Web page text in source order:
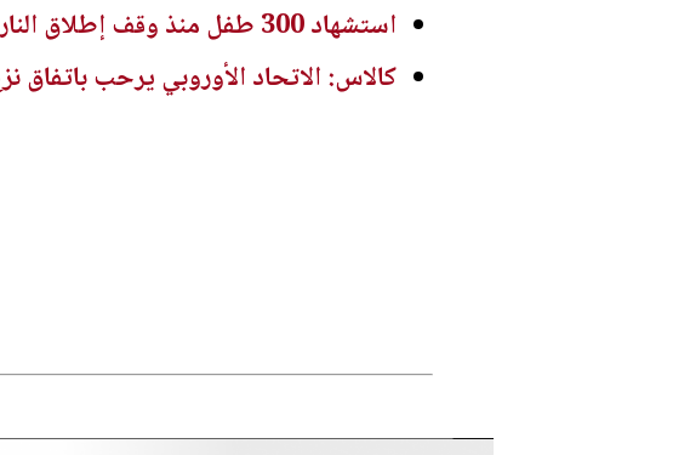
استشهاد 300 طفل منذ وقف إطلاق النار في غزة
كالاس: الاتحاد الأوروبي يرحب